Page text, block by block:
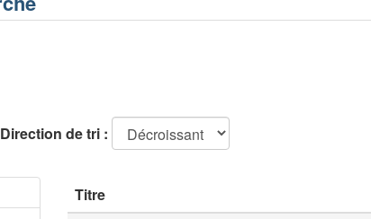
Direction de tri :
Titre